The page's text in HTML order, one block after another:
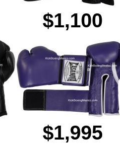
$1,100
$1,995